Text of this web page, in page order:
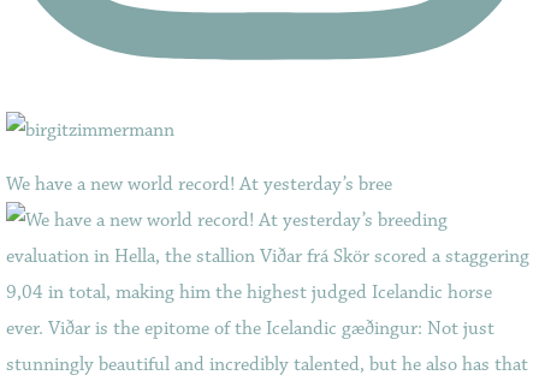
We have a new world record! At yesterday’s bree